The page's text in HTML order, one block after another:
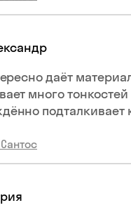
даёт
много
подталкивает